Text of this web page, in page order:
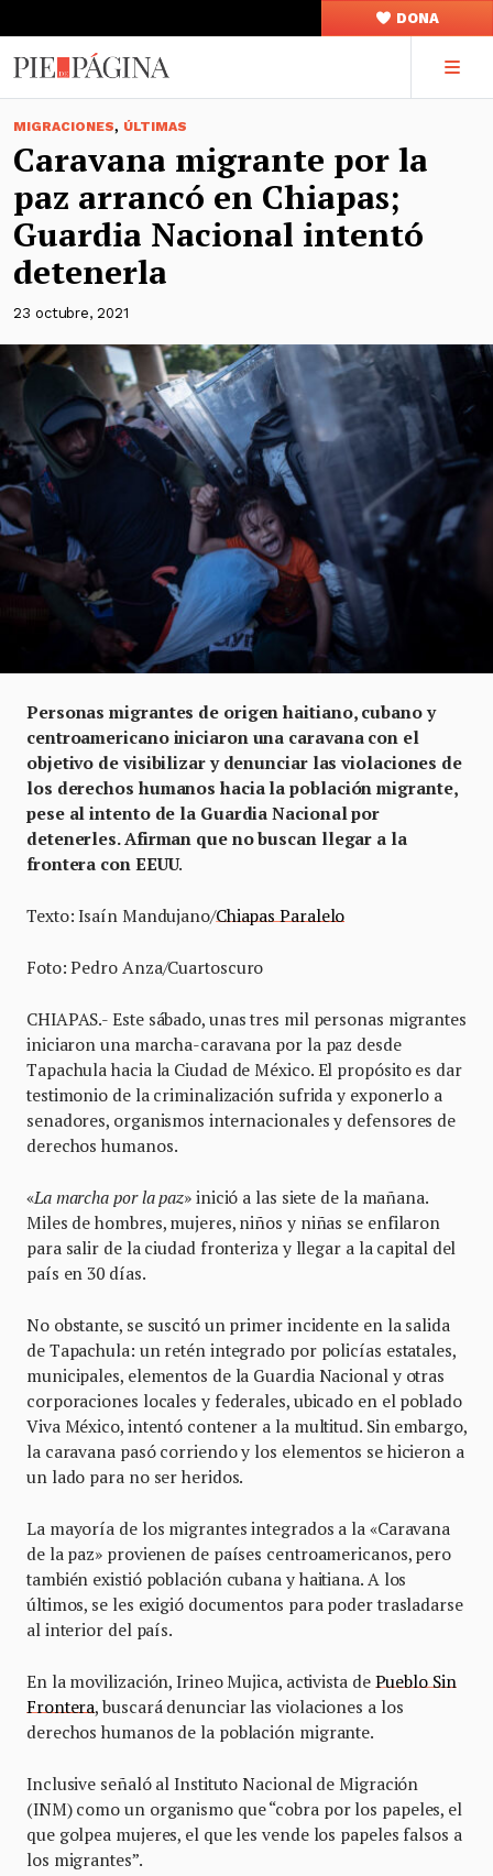
DONA
MIGRACIONES, ÚLTIMAS
Caravana migrante por la
paz arrancó en Chiapas;
Guardia Nacional intentó
detenerla
23 octubre, 2021
Personas migrantes de origen haitiano, cubano y
centroamericano iniciaron una caravana con el
objetivo de visibilizar y denunciar las violaciones de
los derechos humanos hacia la población migrante,
pese al intento de la Guardia Nacional por
detenerles. Afirman que no buscan llegar a la
frontera con EEUU.
Texto: Isaín Mandujano/Chiapas Paralelo
Foto: Pedro Anza/Cuartoscuro
CHIAPAS.- Este sábado, unas tres mil personas migrantes
iniciaron una marcha-caravana por la paz desde
Tapachula hacia la Ciudad de México. El propósito es dar
testimonio de la criminalización sufrida y exponerlo a
senadores, organismos internacionales y defensores de
derechos humanos.
«La marcha por la paz» inició a las siete de la mañana.
Miles de hombres, mujeres, niños y niñas se enfilaron
para salir de la ciudad fronteriza y llegar a la capital del
país en 30 días.
No obstante, se suscitó un primer incidente en la salida
de Tapachula: un retén integrado por policías estatales,
municipales, elementos de la Guardia Nacional y otras
corporaciones locales y federales, ubicado en el poblado
Viva México, intentó contener a la multitud. Sin embargo,
la caravana pasó corriendo y los elementos se hicieron a
un lado para no ser heridos.
La mayoría de los migrantes integrados a la «Caravana
de la paz» provienen de países centroamericanos, pero
también existió población cubana y haitiana. A los
últimos, se les exigió documentos para poder trasladarse
al interior del país.
En la movilización, Irineo Mujica, activista de Pueblo Sin
Frontera, buscará denunciar las violaciones a los
derechos humanos de la población migrante.
Inclusive señaló al Instituto Nacional de Migración
(INM) como un organismo que “cobra por los papeles, el
que golpea mujeres, el que les vende los papeles falsos a
los migrantes”.